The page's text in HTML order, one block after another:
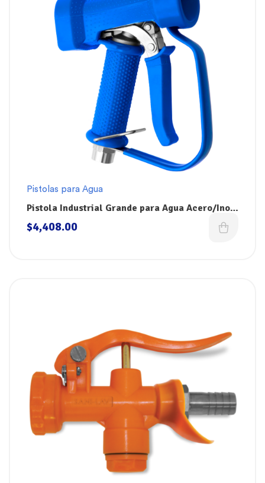
Pistolas para Agua
Pistola Industrial Grande para Agua Acero/Inox
Dokin WGSS
$4,408.00